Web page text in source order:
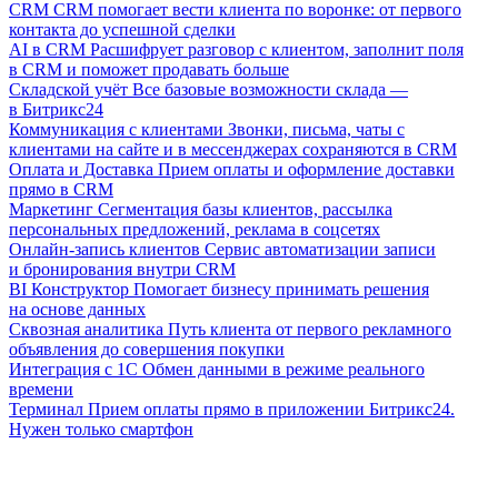
CRM CRM помогает вести клиента по воронке: от первого
контакта до успешной сделки
AI в CRM Расшифрует разговор с клиентом, заполнит поля
в CRM и поможет продавать больше
Складской учёт Все базовые возможности склада —
в Битрикс24
Коммуникация с клиентами Звонки, письма, чаты с
клиентами на сайте и в мессенджерах сохраняются в CRM
Оплата и Доставка Прием оплаты и оформление доставки
прямо в CRM
Маркетинг Сегментация базы клиентов, рассылка
персональных предложений, реклама в соцсетях
Онлайн-запись клиентов Сервис автоматизации записи
и бронирования внутри CRM
BI Конструктор Помогает бизнесу принимать решения
на основе данных
Сквозная аналитика Путь клиента от первого рекламного
объявления до совершения покупки
Интеграция с 1С Обмен данными в режиме реального
времени
Терминал Прием оплаты прямо в приложении Битрикс24.
Нужен только смартфон